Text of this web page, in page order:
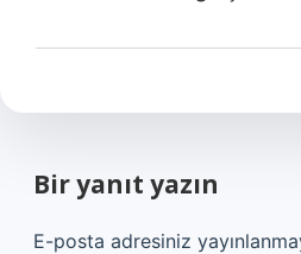
Bir yanıt yazın
E-posta adresiniz